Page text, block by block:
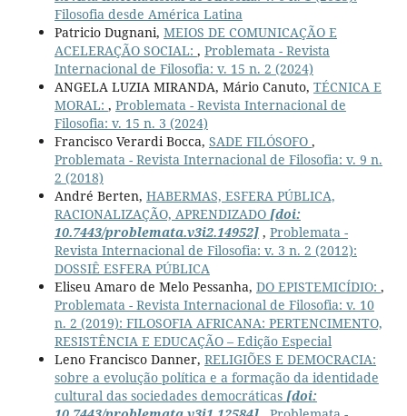
Filosofia desde América Latina
Patricio Dugnani, MEIOS DE COMUNICAÇÃO E
ACELERAÇÃO SOCIAL: , Problemata - Revista
Internacional de Filosofia: v. 15 n. 2 (2024)
ANGELA LUZIA MIRANDA, Mário Canuto, TÉCNICA E
MORAL: , Problemata - Revista Internacional de
Filosofia: v. 15 n. 3 (2024)
Francisco Verardi Bocca, SADE FILÓSOFO ,
Problemata - Revista Internacional de Filosofia: v. 9 n.
2 (2018)
André Berten, HABERMAS, ESFERA PÚBLICA,
RACIONALIZAÇÃO, APRENDIZADO [doi:
10.7443/problemata.v3i2.14952], Problemata -
Revista Internacional de Filosofia: v. 3 n. 2 (2012):
DOSSIÊ ESFERA PÚBLICA
Eliseu Amaro de Melo Pessanha, DO EPISTEMICÍDIO: ,
Problemata - Revista Internacional de Filosofia: v. 10
n. 2 (2019): FILOSOFIA AFRICANA: PERTENCIMENTO,
RESISTÊNCIA E EDUCAÇÃO – Edição Especial
Leno Francisco Danner, RELIGIÕES E DEMOCRACIA:
sobre a evolução política e a formação da identidade
cultural das sociedades democráticas [doi: